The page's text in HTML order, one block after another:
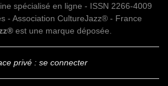
spécialisé en ligne - ISSN 2266-4009
- Association CultureJazz® - France
est une marque déposée.
privé : se connecter